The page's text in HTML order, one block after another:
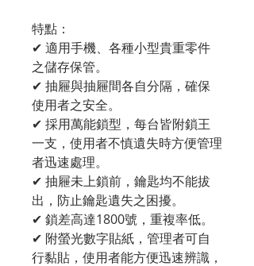
特點：
✔ 適用手機、各種小型貴重零件
之儲存保管。
✔ 抽屜與抽屜間各自分隔，確保
使用者之安全。
✔ 採用萬能鎖型，每台皆附鎖王
一支，使用者不慎遺失時方便管理
者迅速處理。
✔ 抽屜未上鎖前，鑰匙均不能拔
出，防止鑰匙遺失之困擾。
✔ 鎖差高達1800號，重複率低。
✔ 附螢光數字貼紙，管理者可自
行黏貼，使用者能方便迅速辨識，